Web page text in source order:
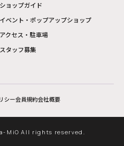
ショップガイド
イベント・ポップアップショップ
アクセス・駐車場
スタッフ募集
シー会員規約会社概要
MiO All rights reserved.